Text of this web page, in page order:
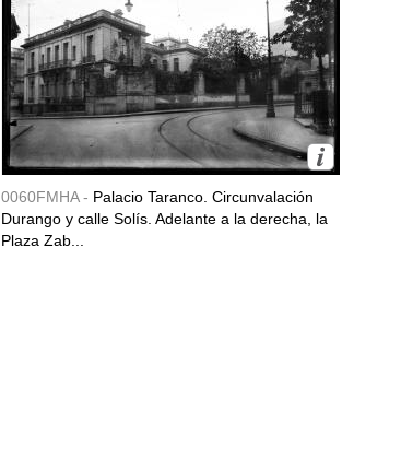
0060FMHA - Palacio Taranco. Circunvalación
Durango y calle Solís. Adelante a la derecha, la
Plaza Zab...